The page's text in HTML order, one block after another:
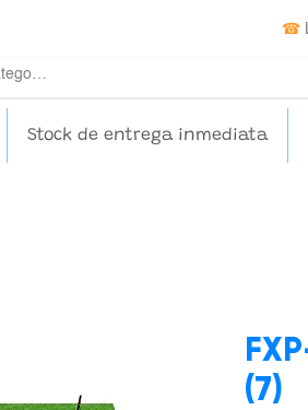
☎
Stock de entrega inmediata
(7)